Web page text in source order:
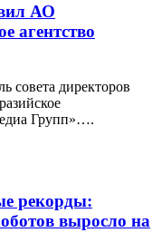
АО
агентство
совета директоров
Групп»….
рекорды:
выросло на